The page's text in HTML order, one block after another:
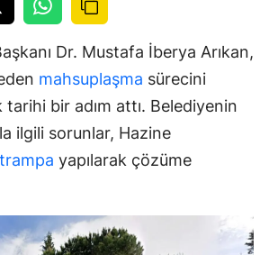
Dr. Mustafa İberya Arıkan,
mahsuplaşma sürecini
tarihi bir adım attı. Belediyenin
ilgili sorunlar, Hazine
trampa yapılarak çözüme